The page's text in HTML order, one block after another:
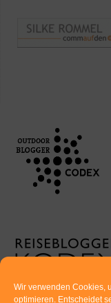
Wir verwenden Cookies,
optimieren. Entscheidet